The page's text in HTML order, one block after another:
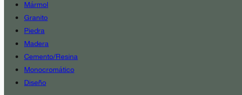
Mármol
Granito
Piedra
Madera
Cemento/Resina
Monocromático
Diseño